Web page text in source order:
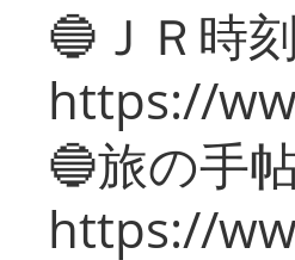
🔵ＪＲ時
https://
🔵旅の手
https://